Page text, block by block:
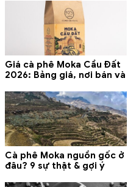
Giá cà phê Moka Cầu Đất
2026: Bảng giá, nơi bán và
Cà phê Moka nguồn gốc ở
đâu? 9 sự thật & gợi ý